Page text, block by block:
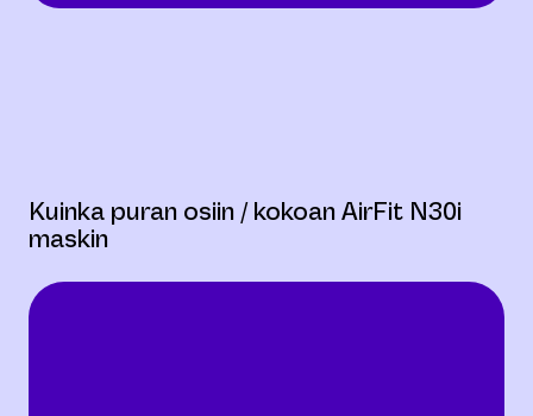
Kuinka puran osiin / kokoan AirFit N30i
maskin